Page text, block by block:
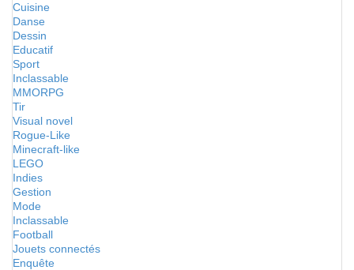
Cuisine
Danse
Dessin
Educatif
Sport
Inclassable
MMORPG
Tir
Visual novel
Rogue-Like
Minecraft-like
LEGO
Indies
Gestion
Mode
Inclassable
Football
Jouets connectés
Enquête